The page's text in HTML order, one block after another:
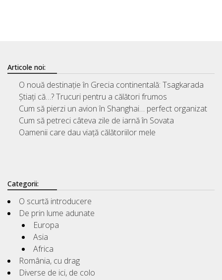
Articole noi:
O nouă destinație în Grecia continentală: Tsagkarada
Știați că…? Trucuri pentru a călători frumos
Cum să pierzi un avion în Shanghai… perfect organizat
Cum să petreci câteva zile de iarnă în Sovata
Oamenii care dau viață călătoriilor mele
Categorii:
O scurtă introducere
De prin lume adunate
Europa
Asia
Africa
România, cu drag
Diverse de ici, de colo